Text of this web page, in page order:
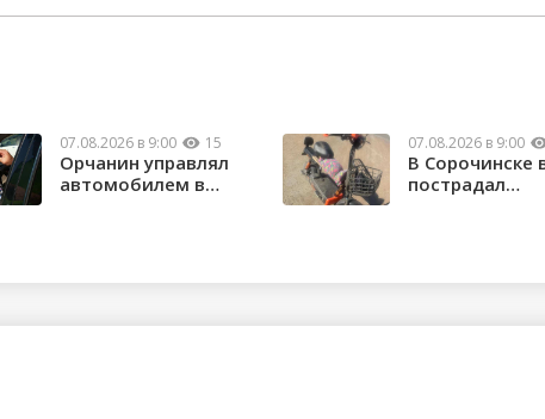
07.08.2026 в 9:00 15
Орчанин управлял
автомобилем в
07.08.2026 в 9:00
В Сорочинске
пострадал